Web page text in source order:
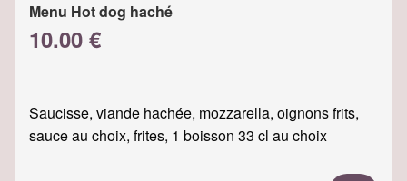
Menu Hot dog haché
10.00 €
Saucisse, viande hachée, mozzarella, oignons frits,
sauce au choix, frites, 1 boisson 33 cl au choix